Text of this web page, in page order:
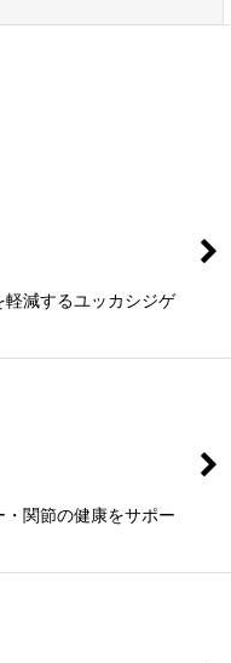
減するユッカシジゲ
関節の健康をサポー